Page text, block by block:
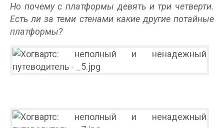
Но почему с платформы девять и три четверти.
Есть ли за теми стенами какие другие потайные
платформы?